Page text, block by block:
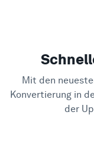
Mit den
Konvertierung in
der